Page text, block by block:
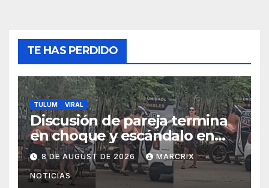
TE HAS PERDIDO
TULUM VIRAL
Discusión de pareja termina
en choque y escándalo en
Aldea Zamá de Tulum
8 DE AUGUST DE 2026 MARCRIX
NOTICIAS